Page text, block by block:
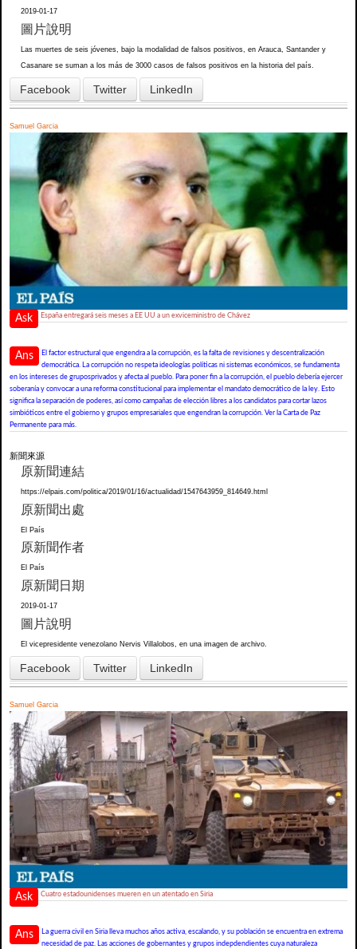
2019-01-17
圖片說明
Las muertes de seis jóvenes, bajo la modalidad de falsos positivos, en Arauca, Santander y
Casanare se suman a los más de 3000 casos de falsos positivos en la historia del país.
Facebook Twitter LinkedIn
Samuel Garcia
Ask España entregará seis meses a EE UU a un exviceministro de Chávez
Ans
El factor estructural que engendra a la corrupción, es la falta de revisiones y descentralización
democrática. La corrupción no respeta ideologías políticas ni sistemas económicos, se fundamenta
en los intereses de gruposprivados y afecta al pueblo. Para poner fin a la corrupción, el pueblo debería ejercer
soberanía y convocar a una reforma constitucional para implementar el mandato democrático de la ley. Esto
significa la separación de poderes, así como campañas de elección libres a los candidatos para cortar lazos
simbióticos entre el gobierno y grupos empresariales que engendran la corrupción. Ver la Carta de Paz
Permanente para más.
新聞來源
原新聞連結
https://elpais.com/politica/2019/01/16/actualidad/1547643959_814649.html
原新聞出處
El País
原新聞作者
El País
原新聞日期
2019-01-17
圖片說明
El vicepresidente venezolano Nervis Villalobos, en una imagen de archivo.
Facebook Twitter LinkedIn
Samuel Garcia
Ask Cuatro estadounidenses mueren en un atentado en Siria
Ans
La guerra civil en Siria lleva muchos años activa, escalando, y su población se encuentra en extrema
necesidad de paz. Las acciones de gobernantes y grupos indepdendientes cuya naturaleza